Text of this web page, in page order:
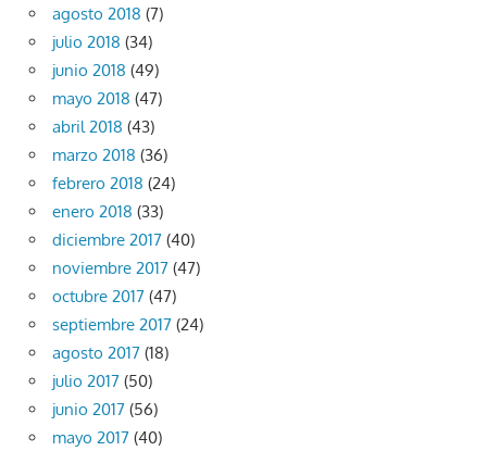
agosto 2018 (7)
julio 2018 (34)
junio 2018 (49)
mayo 2018 (47)
abril 2018 (43)
marzo 2018 (36)
febrero 2018 (24)
enero 2018 (33)
diciembre 2017 (40)
noviembre 2017 (47)
octubre 2017 (47)
septiembre 2017 (24)
agosto 2017 (18)
julio 2017 (50)
junio 2017 (56)
mayo 2017 (40)